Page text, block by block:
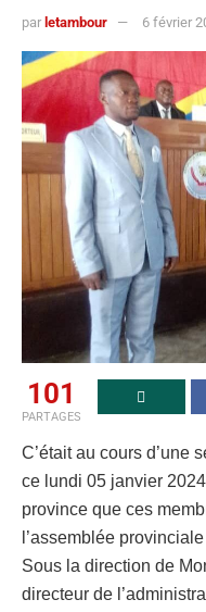
par letambour 6 février
101
PARTAGES
C’était au cours d’une
ce lundi 05 janvier
province que ces
l’assemblée
Sous la direction de
directeur de